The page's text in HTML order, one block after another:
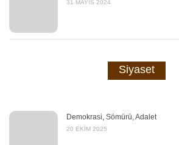
31 MAYIS 2024
Siyaset
Demokrasi, Sömürü, Adalet
20 EKIM 2025